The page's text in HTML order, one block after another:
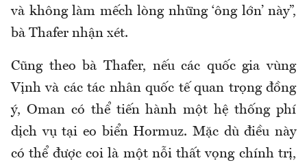
và không làm mếch lòng những ‘ông lớn’ này”,
bà Thafer nhận xét.
Cũng theo bà Thafer, nếu các quốc gia vùng
Vịnh và các tác nhân quốc tế quan trọng đồng
ý, Oman có thể tiến hành một hệ thống phí
dịch vụ tại eo biển Hormuz. Mặc dù điều này
có thể được coi là một nỗi thất vọng chính trị,